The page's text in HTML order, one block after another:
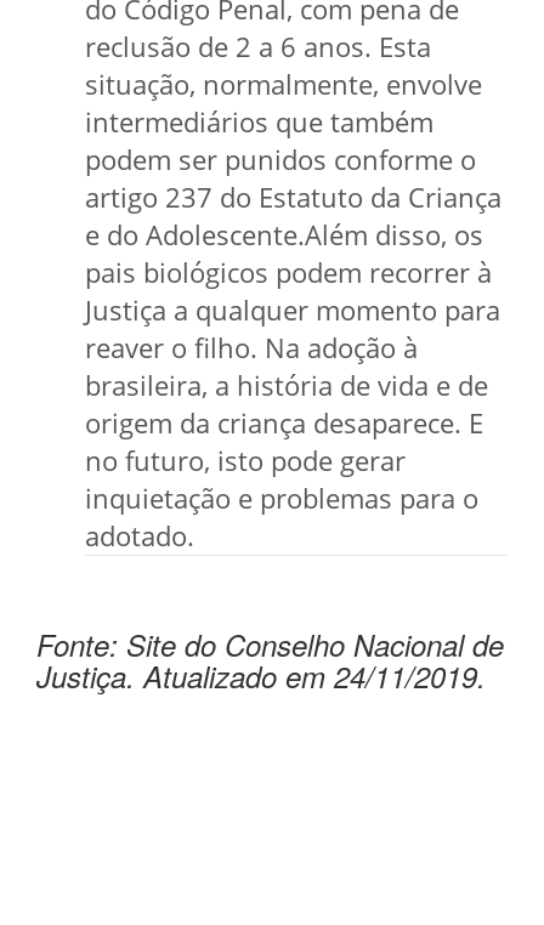
do Código Penal, com pena de
reclusão de 2 a 6 anos. Esta
situação, normalmente, envolve
intermediários que também
podem ser punidos conforme o
artigo 237 do Estatuto da Criança
e do Adolescente.Além disso, os
pais biológicos podem recorrer à
Justiça a qualquer momento para
reaver o filho. Na adoção à
brasileira, a história de vida e de
origem da criança desaparece. E
no futuro, isto pode gerar
inquietação e problemas para o
adotado.
Fonte: Site do Conselho Nacional de
Justiça. Atualizado em 24/11/2019.